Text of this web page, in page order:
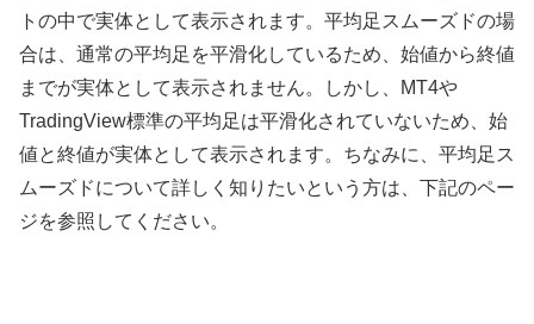
トの中で実体として表示されます。平均足スムーズドの場
合は、通常の平均足を平滑化しているため、始値から終値
までが実体として表示されません。しかし、
MT4や
TradingView標準の平均足は平滑化されていないため、始
値と終値が実体として表示されます。ちなみに、平均足ス
ムーズドについて詳しく知りたいという方は、下記のペー
ジを参照してください。